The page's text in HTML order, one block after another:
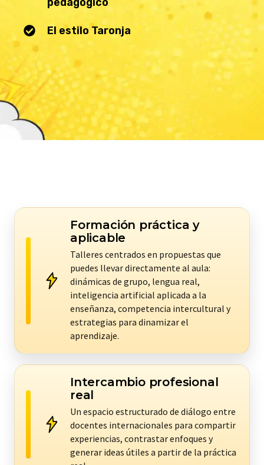
pedagógico
El estilo Taronja
Formación práctica y
aplicable
Talleres centrados en propuestas que
puedes llevar directamente al aula:
dinámicas de grupo, lengua real,
inteligencia artificial aplicada a la
enseñanza, competencia intercultural y
estrategias para dinamizar el
aprendizaje.
Intercambio profesional
real
Un espacio estructurado de diálogo entre
docentes internacionales para compartir
experiencias, contrastar enfoques y
generar ideas útiles a partir de la práctica